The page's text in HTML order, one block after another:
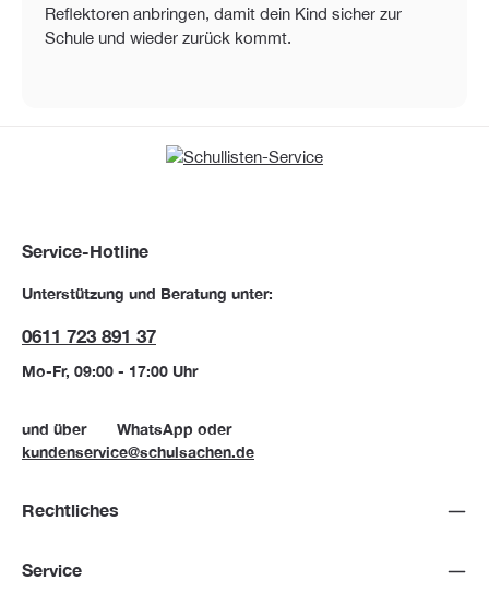
Reflektoren anbringen, damit dein Kind sicher zur
Schule und wieder zurück kommt.
Service-Hotline
Unterstützung und Beratung unter:
0611 723 891 37
Mo-Fr, 09:00 - 17:00 Uhr
und über WhatsApp oder
kundenservice@schulsachen.de
Rechtliches
Service